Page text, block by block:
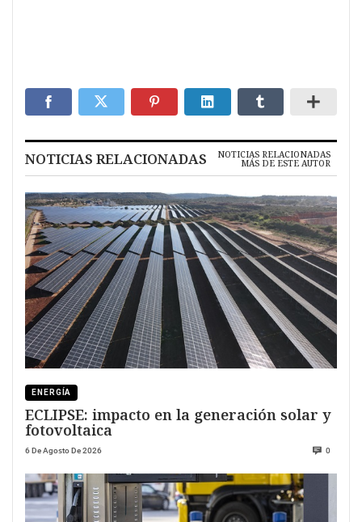
NOTICIAS RELACIONADAS NOTICIAS RELACIONADAS
MÁS DE ESTE AUTOR
ENERGÍA
ECLIPSE: impacto en la generación solar y
fotovoltaica
6 De Agosto De 2026 0